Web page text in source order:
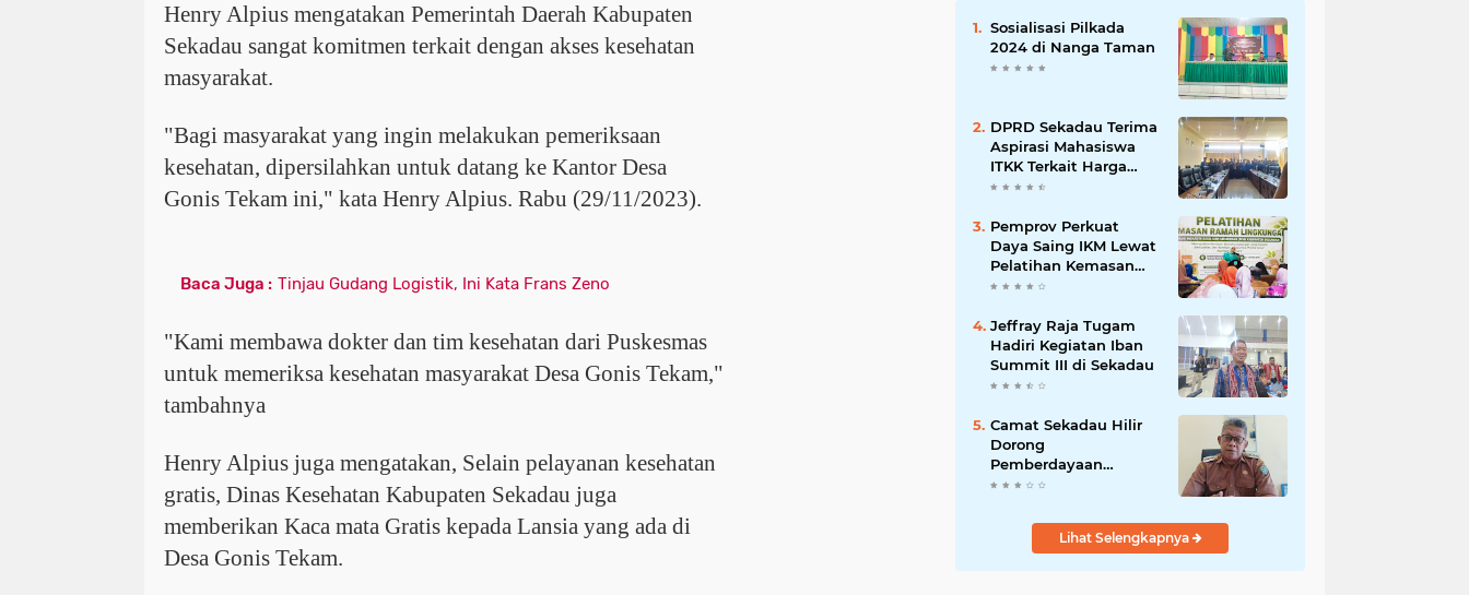
Henry Alpius mengatakan Pemerintah Daerah Kabupaten
Sekadau sangat komitmen terkait dengan akses kesehatan
masyarakat.
"Bagi masyarakat yang ingin melakukan pemeriksaan
kesehatan, dipersilahkan untuk datang ke Kantor Desa
Gonis Tekam ini," kata Henry Alpius. Rabu (29/11/2023).
Baca Juga : Tinjau Gudang Logistik, Ini Kata Frans Zeno
"Kami membawa dokter dan tim kesehatan dari Puskesmas
untuk memeriksa kesehatan masyarakat Desa Gonis Tekam,"
tambahnya
Henry Alpius juga mengatakan, Selain pelayanan kesehatan
gratis, Dinas Kesehatan Kabupaten Sekadau juga
memberikan Kaca mata Gratis kepada Lansia yang ada di
Desa Gonis Tekam.
Sosialisasi Pilkada
2024 di Nanga Taman
DPRD Sekadau Terima
Aspirasi Mahasiswa
ITKK Terkait Harga
Sawit dan BBM
Pemprov Perkuat
Daya Saing IKM Lewat
Pelatihan Kemasan
Ramah Lingkungan
Jeffray Raja Tugam
Hadiri Kegiatan Iban
Summit III di Sekadau
Camat Sekadau Hilir
Dorong
Pemberdayaan
Pemuda untuk
Lihat Selengkapnya